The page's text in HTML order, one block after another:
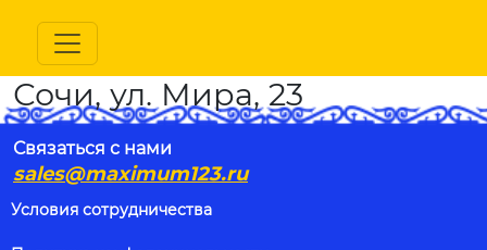
Сочи, ул. Мира, 23
Связаться с нами
sales@maximum123.ru
Условия сотрудничества